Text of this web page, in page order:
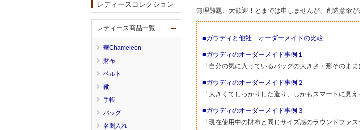
無理難題、大歓迎！とまでは申しませんが、創造意欲
■ガウディと他社 オーダーメイドの比較
■ガウディのオーダーメイド事例１
「自分の気に入っているバッグの大きさ・形そのま
■ガウディのオーダーメイド事例２
「大きくてしっかりした造り、しかもスマートに見
■ガウディのオーダーメイド事例３
「現在使用中の財布と同じサイズ感のラウンドファ
レディースコレクション
レディース商品一覧
華Chameleon
財布
ベルト
靴
手帳
バッグ
名刺入れ